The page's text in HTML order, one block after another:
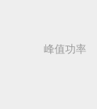
峰值功率